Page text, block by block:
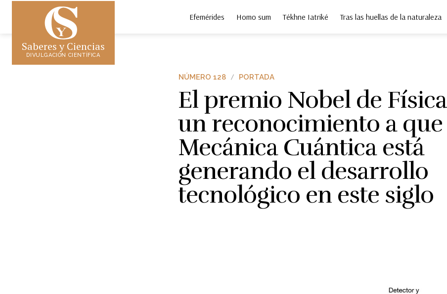
Saberes y Ciencias
DIVULGACIÓN CIENTÍFICA
Efemérides Homo sum Tékhne Iatriké Tras las huellas de la naturaleza
NÚMERO 128 PORTADA
El premio Nobel de
un reconocimiento a que
Mecánica Cuántica está
generando el desarrollo
tecnológico en este siglo